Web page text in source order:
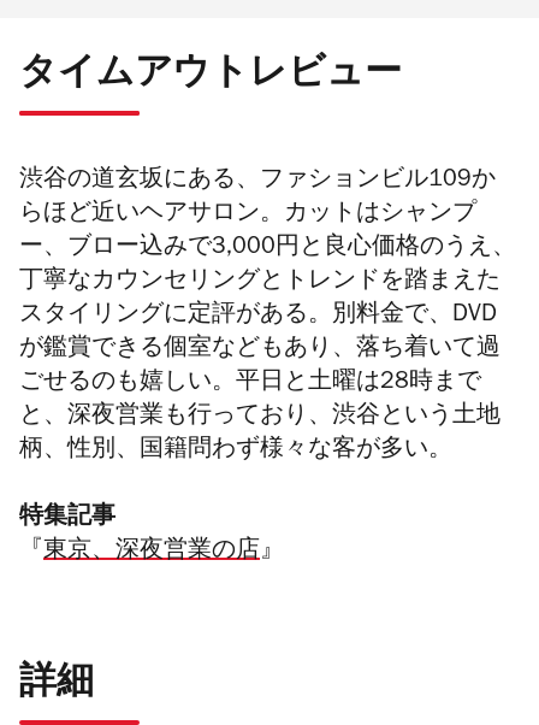
タイムアウトレビュー
渋谷の道玄坂にある、ファションビル109か
らほど近いヘアサロン。カットはシャンプ
ー、ブロー込みで3,000円と良心価格のうえ、
丁寧なカウンセリングとトレンドを踏まえた
スタイリングに定評がある。別料金で、DVD
が鑑賞できる個室などもあり、落ち着いて過
ごせるのも嬉しい。平日と土曜は28時まで
と、深夜営業も行っており、渋谷という土地
柄、性別、国籍問わず様々な客が多い。
特集記事
『 東京、深夜営業の店』
詳細